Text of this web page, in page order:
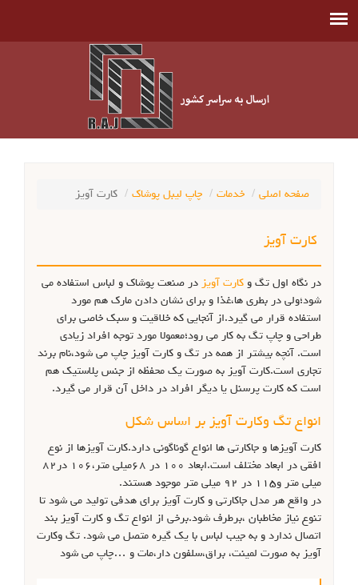
صفحه اصلی خدمات چاپ لیبل پوشاک کارت آویز
کارت آویز
در نگاه اول تگ و کارت آویز در صنعت پوشاک و لباس استفاده می
شود؛ولی در بطری ها،غذا و برای نشان دادن مارک هم مورد
استفاده قرار می گیرد.از آنجایی که خلاقیت و سبک خاصی برای
طراحی و چاپ تگ به کار می رود؛معمولا مورد توجه افراد زیادی
است. آنچه بیشتر از همه در تگ و کارت آویز چاپ می شود،نام برند
تجاری است.کارت آویز به صورت یک محفظه از جنس پلاستیک هم
است که کارت پرسنل یا دیگر افراد در داخل آن قرار می گیرد.
انواع تگ وکارت آویز بر اساس شکل
کارت آویزها و جاکارتی ها انواع گوناگونی دارد.کارت آویزها از نوع
افقی در ابعاد مختلف است.ابعاد ۱۰۰ در ۶۸میلی متر،۱۰۶ در۸۲
میلی متر و۱۱۵ در ۹۲ میلی متر موجود هستند.
در واقع هر مدل جاکارتی و کارت آویز برای هدفی تولید می شود تا
تنوع نیاز مخاطبان ،برطرف شود.برخی از انواع تگ و کارت آویز بند
اتصال ندارد و به جیب لباس با یک گیره متصل می شود. تگ وکارت
آویز به صورت لمینت، براق،سلفون دار،مات و …چاپ می شود